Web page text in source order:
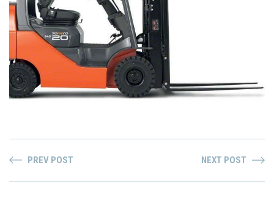
PREV POST NEXT POST